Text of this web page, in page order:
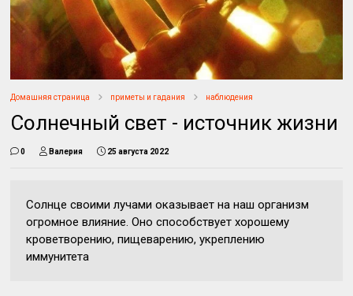
Домашняя страница приметы и гадания наблюдения
Солнечный свет - источник жизни
0 Валерия 25 августа 2022
Солнце своими лучами оказывает на наш организм
огромное влияние. Оно способствует хорошему
кроветворению, пищеварению, укреплению
иммунитета